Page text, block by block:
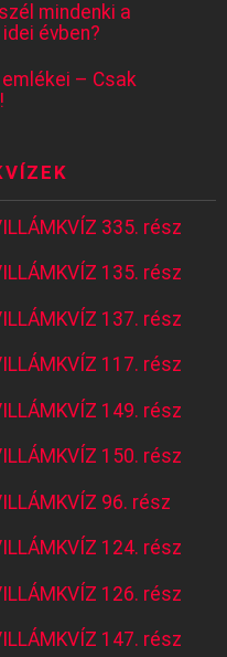
mindenki a
évben?
– Csak
335. rész
135. rész
137. rész
117. rész
149. rész
150. rész
96. rész
124. rész
126. rész
147. rész